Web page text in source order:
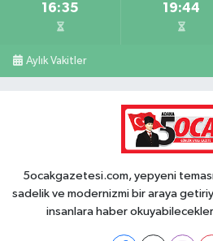
16:35 19:44
Aylık Vakitler
5ocakgazetesi.com, yepyeni
sadelik ve modernizmi bir araya
insanlara haber